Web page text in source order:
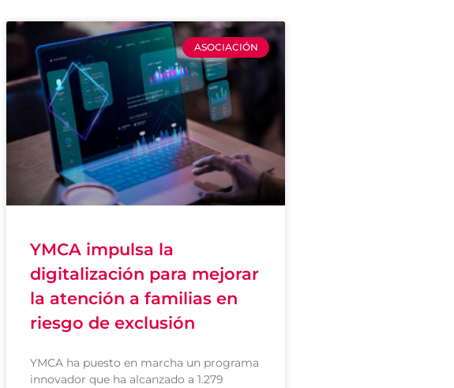
ASOCIACIÓN
YMCA impulsa la
digitalización para mejorar
la atención a familias en
riesgo de exclusión
YMCA ha puesto en marcha un programa
innovador que ha alcanzado a 1.279